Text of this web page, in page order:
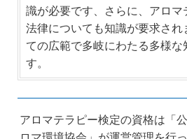
識が必要です、さらに、アロマ
法律についても知識が要求され
ての広範で多岐にわたる多様な
す。
アロマテラピー検定の資格は「